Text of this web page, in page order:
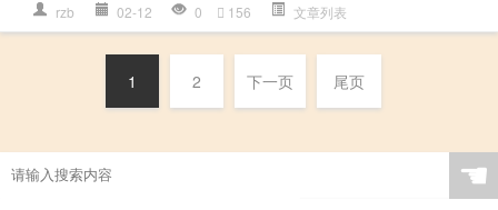
rzb 02-12 0 156 文章列表
1 2 下一页 尾页
☚